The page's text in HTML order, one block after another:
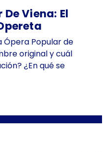
Viena: El
Ópera Popular de
original y cuál
¿En qué se